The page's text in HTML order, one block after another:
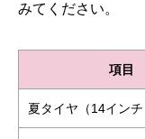
みてください。
項目
夏タイヤ（14インチ